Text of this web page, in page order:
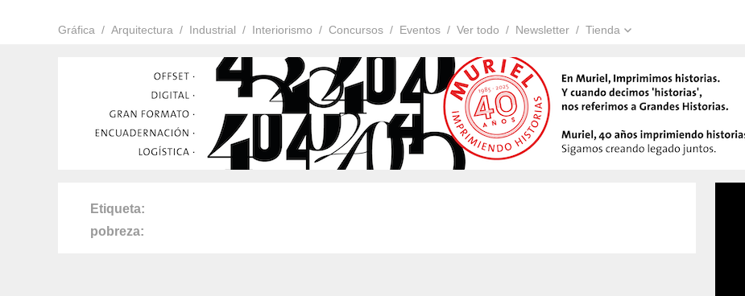
Gráfica Arquitectura Industrial Interiorismo Concursos Eventos Ver todo Newsletter Tienda
Etiqueta
pobreza